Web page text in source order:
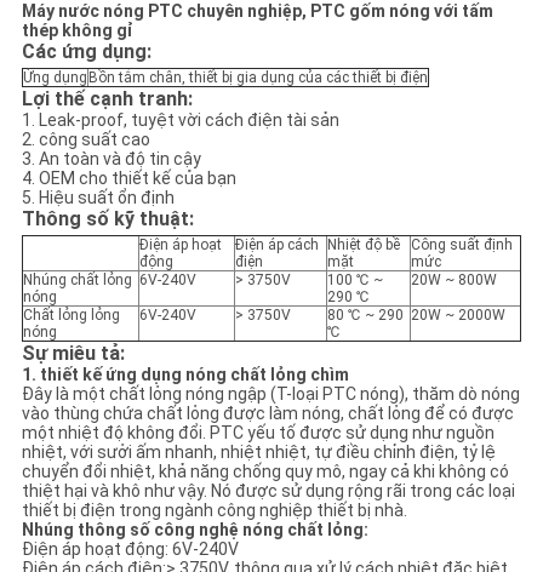
SƠ
ĐỒ
TRANG
WEB
SÁCH
BẢO
MẬT
Máy nước nóng PTC chuyên nghiệp, PTC gốm nóng với tấm
thép không gỉ
Các ứng dụng:
Ứng dụng Bồn tắm chân, thiết bị gia dụng của các thiết bị điện
Lợi thế cạnh tranh:
1. Leak-proof, tuyệt vời cách điện tài sản
2. công suất cao
3. An toàn và độ tin cậy
4. OEM cho thiết kế của bạn
5. Hiệu suất ổn định
Thông số kỹ thuật:
Điện áp hoạt
động
Điện áp cách
điện
Nhiệt độ bề
mặt
Công suất định
mức
Nhúng chất lỏng
nóng
6V-240V > 3750V
100 ℃ ~
290 ℃
20W ~ 800W
Chất lỏng lỏng
nóng
6V-240V > 3750V
80 ℃ ~ 290
℃
20W ~ 2000W
Sự miêu tả:
1. thiết kế ứng dụng nóng chất lỏng chìm
Đây là một chất lỏng nóng ngập (T-loại PTC nóng), thăm dò nóng
vào thùng chứa chất lỏng được làm nóng, chất lỏng để có được
một nhiệt độ không đổi. PTC yếu tố được sử dụng như nguồn
nhiệt, với sưởi ấm nhanh, nhiệt nhiệt, tự điều chỉnh điện, tỷ lệ
chuyển đổi nhiệt, khả năng chống quy mô, ngay cả khi không có
thiệt hại và khô như vậy. Nó được sử dụng rộng rãi trong các loại
thiết bị điện trong ngành công nghiệp thiết bị nhà.
Nhúng thông số công nghệ nóng chất lỏng:
Điện áp hoạt động: 6V-240V